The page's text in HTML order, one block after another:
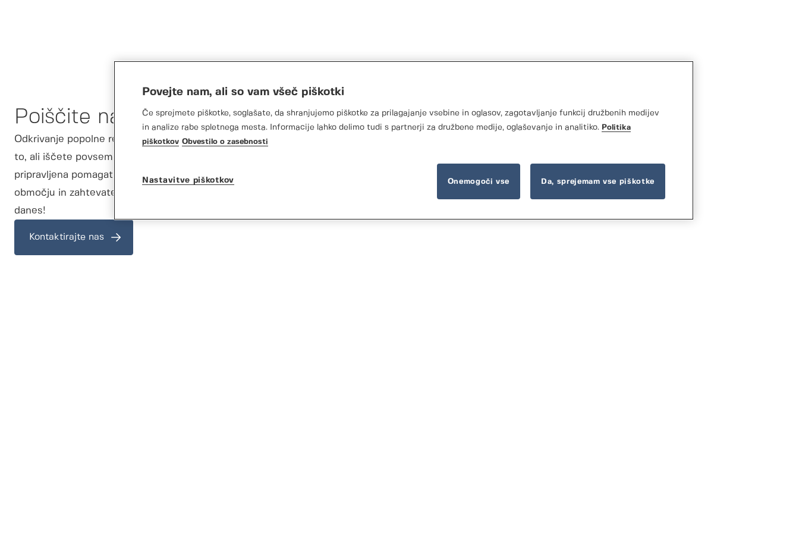
Poiščite najbližjega trgovca Normstahl
Odkrivanje popolne rešitve za garažna vrata je le nekaj klikov stran z našim iskalnikom trgovcev Normstahl. Ne glede na
to, ali iščete povsem nova garažna vrata ali potrebujete strokovne storitve, vam je naša mreža pooblaščenih trgovcev
pripravljena pomagati. Preprosto vnesite svojo poštno številko ali mesto, da poiščete trgovca Normstahl na vašem
območju in zahtevate prilagojeno ponudbo, prilagojeno vašim potrebam. Izkusite udobje in kakovost z Normstahlom še
danes!
Kontaktirajte nas
Povejte nam, ali so vam všeč piškotki
Če sprejmete piškotke, soglašate, da shranjujemo piškotke za prilagajanje vsebine in oglasov, zagotavljanje funkcij družbenih medijev
in analize rabe spletnega mesta. Informacije lahko delimo tudi s partnerji za družbene medije, oglaševanje in analitiko. Politika
piškotkov Obvestilo o zasebnosti
Nastavitve piškotkov Onemogoči vse Da, sprejemam vse piškotke